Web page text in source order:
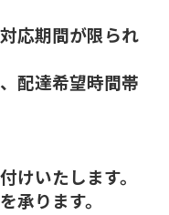
応期間が限られ
配達希望時間帯
いたします。
承ります。